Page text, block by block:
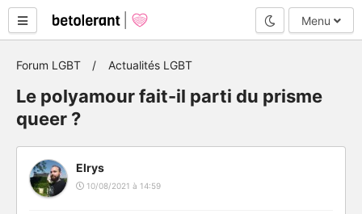
Mode nuit
Menu
Forum LGBT Actualités LGBT
Le polyamour fait-il parti du prisme
queer ?
Elrys
10/08/2021 à 14:59